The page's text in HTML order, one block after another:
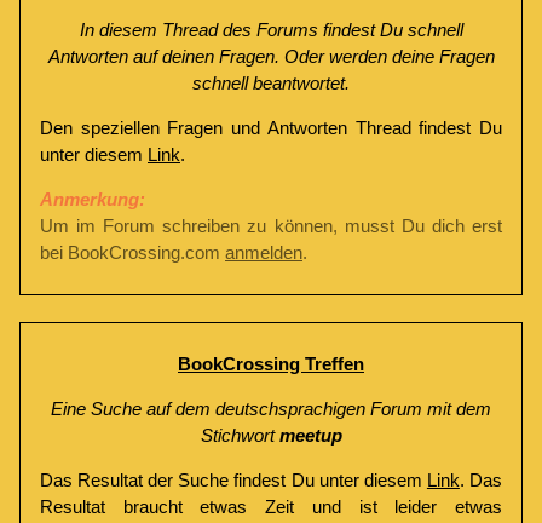
In diesem Thread des Forums findest Du schnell
Antworten auf deinen Fragen. Oder werden deine Fragen
schnell beantwortet.
Den speziellen Fragen und Antworten Thread findest Du
unter diesem Link.
Anmerkung:
Um im Forum schreiben zu können, musst Du dich erst
bei BookCrossing.com anmelden.
BookCrossing Treffen
Eine Suche auf dem deutschsprachigen Forum mit dem
Stichwortmeetup
Das Resultat der Suche findest Du unter diesem Link. Das
Resultat braucht etwas Zeit und ist leider etwas